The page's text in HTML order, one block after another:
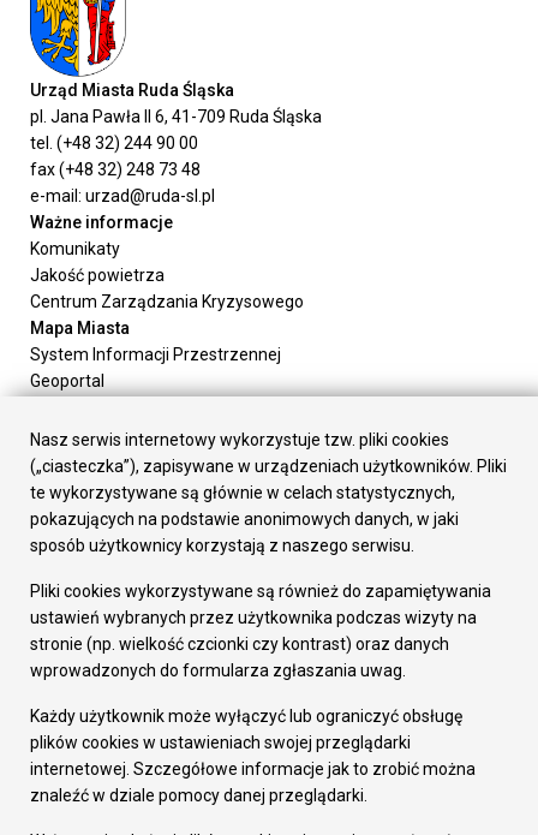
Urząd Miasta Ruda Śląska
pl. Jana Pawła II 6, 41-709 Ruda Śląska
tel. (+48 32) 244 90 00
fax (+48 32) 248 73 48
e-mail: urzad@ruda-sl.pl
Ważne informacje
Komunikaty
Jakość powietrza
Centrum Zarządzania Kryzysowego
Mapa Miasta
System Informacji Przestrzennej
Geoportal
Załatw sprawę
Prezydent Miasta
Rada Miasta
Wydziały
Elektroniczna Skrzynka Podawcza
Gospodarka
Fundusze europejskie
Środki krajowe
Oferty inwestycyjne
Pozostałe
Deklaracja dostępności
Dane osobowe
Dodaj opinię o witrynie
Nasz serwis internetowy wykorzystuje tzw. pliki cookies
(„ciasteczka”), zapisywane w urządzeniach użytkowników. Pliki
te wykorzystywane są głównie w celach statystycznych,
pokazujących na podstawie anonimowych danych, w jaki
sposób użytkownicy korzystają z naszego serwisu.
Pliki cookies wykorzystywane są również do zapamiętywania
ustawień wybranych przez użytkownika podczas wizyty na
stronie (np. wielkość czcionki czy kontrast) oraz danych
wprowadzonych do formularza zgłaszania uwag.
Każdy użytkownik może wyłączyć lub ograniczyć obsługę
plików cookies w ustawieniach swojej przeglądarki
internetowej. Szczegółowe informacje jak to zrobić można
znaleźć w dziale pomocy danej przeglądarki.